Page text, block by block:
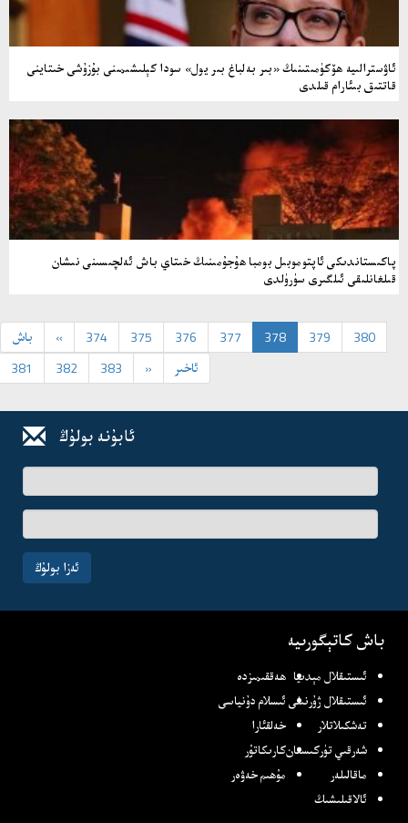
ئاۋسترالىيە ھۆكۈمىتىنىڭ «بىر بەلباغ بىر يول» سودا كېلىشىمىنى بۇزۇشى خىتاينى
قاتتىق بىئارام قىلدى
پاكىستاندىكى ئاپتوموبىل بومبا ھۇجۇمىنىڭ خىتاي باش ئەلچىسىنى نىشان
قىلغانلىقى ئىلگىرى سۈرۈلدى
باش « 374 375 376 377 378 379
380
381
382 383 » ئاخىر
ئابۇنە بولۇڭ
ئىسىم-
فامىلىڭىز
ئېلخەت
ئادرىسىڭىز
ئەزا بولۇڭ
باش كاتېگورىيە
ئىستىقلال مېدىيا ھەققىمىزدە
ئىستىقلال ژۇرنىلى ئىسلام دۇنياسى
تەشكىلاتلار
خەلقئارا
شەرقىي تۈركىستانكارىكاتۇر
ماقالىلەر
مۇھىم خەۋەر
ئالاقىلىشىڭ